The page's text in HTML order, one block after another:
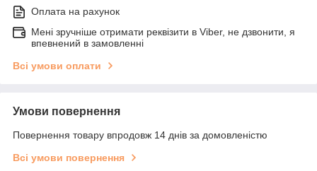
Оплата на рахунок
Мені зручніше отримати реквізити в Viber, не дзвонити, я
впевнений в замовленні
Всі умови оплати
Умови повернення
Повернення товару впродовж 14 днів за домовленістю
Всі умови повернення